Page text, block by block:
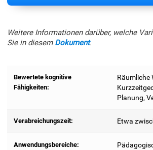
Weitere Informationen darüber, welche
Sie in diesem Dokument.
Bewertete kognitive
Fähigkeiten:
Räumliche
Planung,
Verabreichungszeit: Etwa
Anwendungsbereiche: